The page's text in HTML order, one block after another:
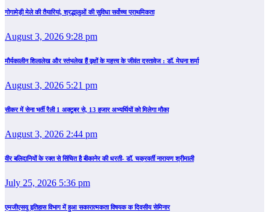
गोगामेड़ी मेले की तैयारियां, श्रद्धालुओं की सुविधा सर्वोच्च प्राथमिकता
August 3, 2026 9:28 pm
मौर्यकालीन शिलालेख और स्तंभलेख हैं वृक्षों के महत्त्व के जीवंत दस्तावेज : डॉ. मेघना शर्मा
August 3, 2026 5:21 pm
सीकर में सेना भर्ती रैली 1 अक्टूबर से, 13 हजार अभ्यर्थियों को मिलेगा मौका
August 3, 2026 2:44 pm
वीर बलिदानियों के रक्त से सिंचित है बीकानेर की धरती- डॉ. चक्रवर्ती नारायण श्रीमाली
July 25, 2026 5:36 pm
एमजीएसयू इतिहास विभाग में हुआ सकारात्मकता विषयक क दिवसीय सेमिनार